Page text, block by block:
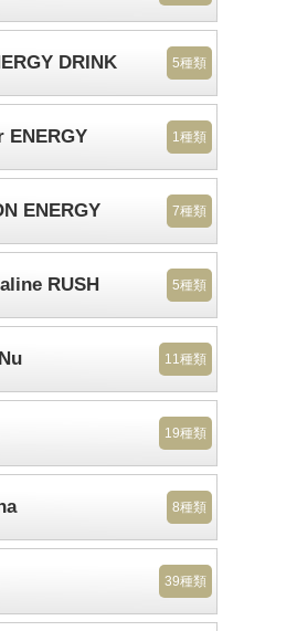
DRINK 5種類
ENERGY 1種類
ENERGY 7種類
RUSH 5種類
11種類
19種類
8種類
39種類